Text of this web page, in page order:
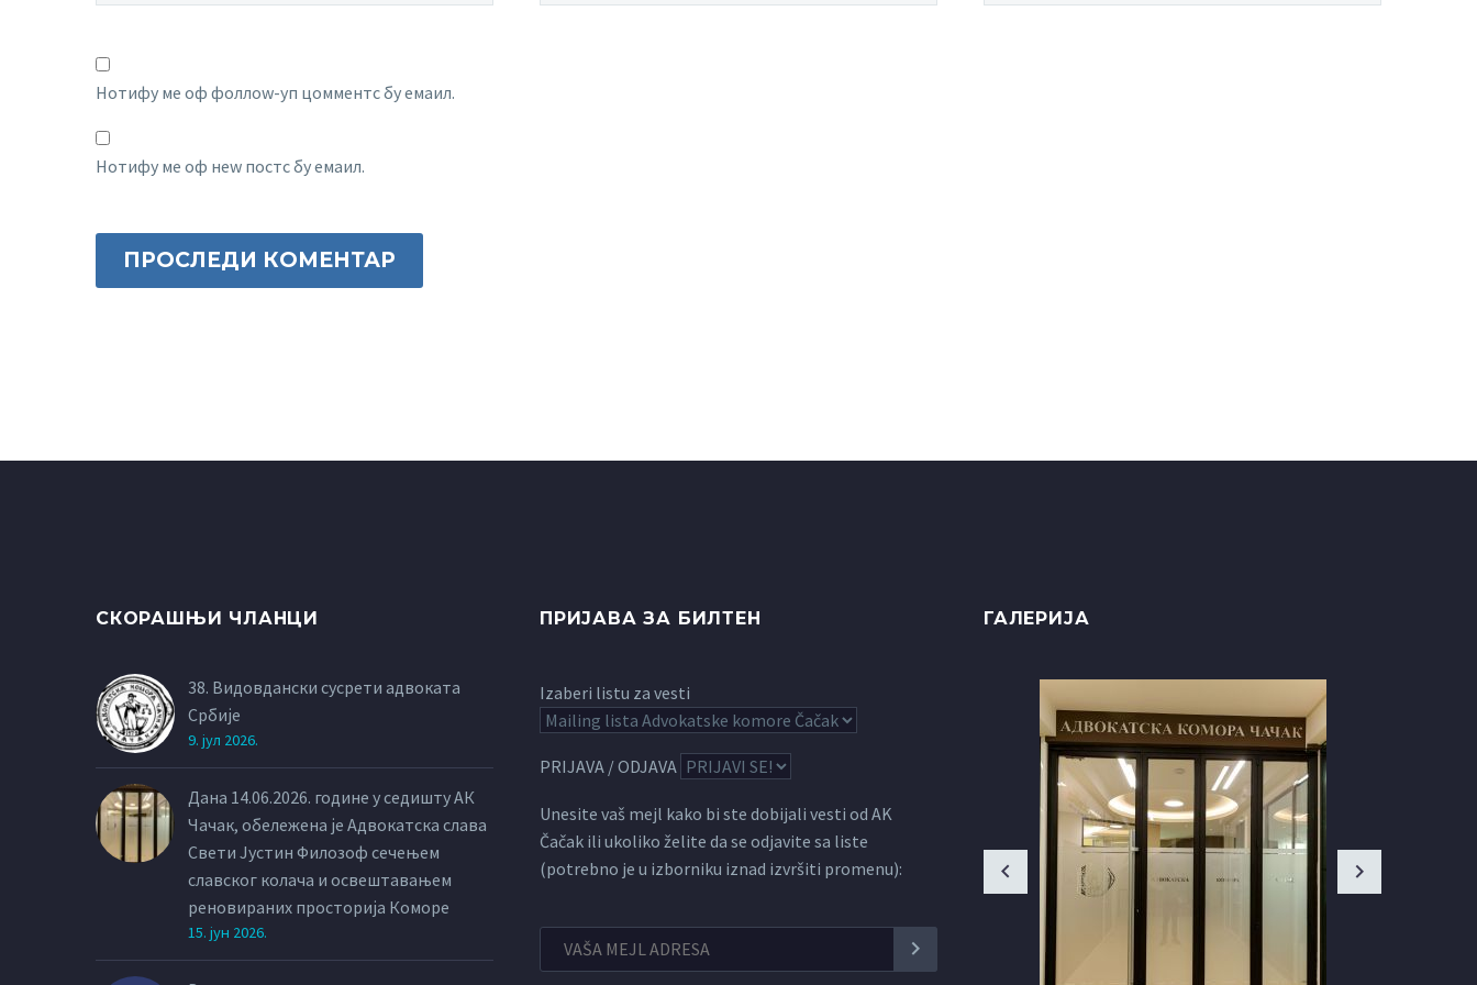
Нотифy ме оф фоллоw-уп цомментс бy емаил.
Нотифy ме оф неw постс бy емаил.
ПРОСЛЕДИ КОМЕНТАР
СКОРАШЊИ ЧЛАНЦИ
38. Видовдански сусрети адвоката
Србије
9. јул 2026.
Дана 14.06.2026. године у седишту АК
Чачак, обележена је Адвокатска слава
Свети Јустин Филозоф сечењем
славског колача и освештавањем
реновираних просторија Коморе
15. јун 2026.
ПРИЈАВА ЗА БИЛТЕН
Izaberi listu za vesti
PRIJAVA / ODJAVA
Unesite vaš mejl kako bi ste dobijali vesti od AK
Čačak ili ukoliko želite da se odjavite sa liste
(potrebno je u izborniku iznad izvršiti promenu):
ГАЛЕРИЈА